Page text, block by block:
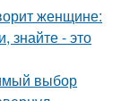
женщине:
- это
выбор